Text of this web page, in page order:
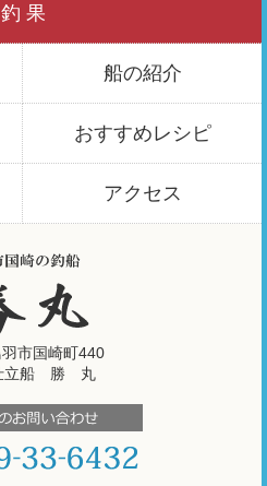
釣 果
船の紹介
おすすめレシピ
アクセス
市国崎町440
立船 勝 丸